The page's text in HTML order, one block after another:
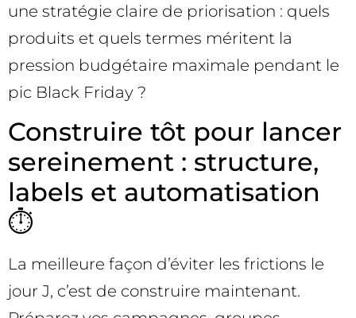
une stratégie claire de priorisation : quels
produits et quels termes méritent la
pression budgétaire maximale pendant le
pic Black Friday ?
Construire tôt pour lancer
sereinement : structure,
labels et automatisation
⏱️
La meilleure façon d’éviter les frictions le
jour J, c’est de construire maintenant.